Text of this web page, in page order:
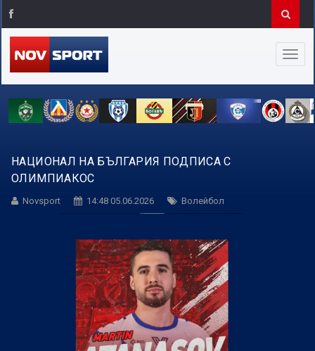
НАЦИОНАЛ НА БЪЛГАРИЯ ПОДПИСА С
ОЛИМПИАКОС
Novsport 14:48 05.06.2026 Волейбол